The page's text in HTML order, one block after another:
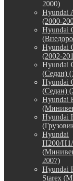
2000)
Hyundai
(2000-
Hyundai
Hyundai
(2002-
Hyundai
(Седан)
Hyundai
(Седан)
Hyundai
Hyundai
Hyundai
H200/
2007)
Hyundai
Starex